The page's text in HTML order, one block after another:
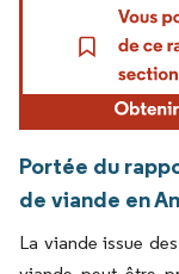
Portée du
de viande en
La viande issue